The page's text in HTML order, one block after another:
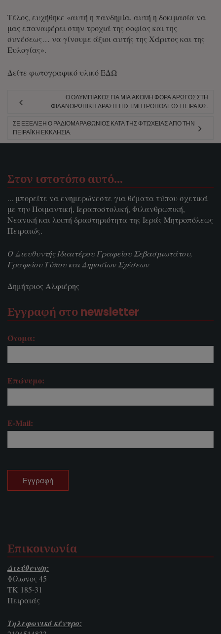
Τέλος, ευχήθηκε «αυτή η πανδημία, αυτή η δοκιμασία να
μας επαναφέρει στην τροχιά της σοφίας και της
συνέσεως… να γίνουμε άξιοι αυτής της Χάριτος και της
Ευλογίας».
Δείτε φωτογραφικό υλικόΕΔΩ
Ο ΟΛΥΜΠΙΑΚΌΣ ΓΙΑ ΜΊΑ ΑΚΌΜΗ ΦΟΡΆ ΑΡΩΓΌΣ ΣΤΗ
ΦΙΛΑΝΘΡΩΠΙΚΉ ΔΡΆΣΗ ΤΗΣ Ι.ΜΗΤΡΟΠΌΛΕΩΣ ΠΕΙΡΑΙΏΣ.
ΣΕ ΕΞΈΛΙΞΗ Ο ΡΑΔΙΟΜΑΡΑΘΏΝΙΟΣ ΚΑΤΆ ΤΗΣ ΦΤΏΧΕΙΑΣ ΑΠΌ ΤΗΝ
ΠΕΙΡΑΪΚΉ ΕΚΚΛΗΣΊΑ.
Στον ιστοτόπο αυτό…
... μπορείτε να ενημερώνεστε για θέματα τύπου σχετικά
με την Ποιμαντική, Ιεραποστολική, Φιλανθρωπική,
Νεανική και λοιπή δραστηριότητα της Ιεράς Μητροπόλεως
Πειραιώς.
Ο Διευθυντής Ιδιαιτέρου Γραφείου Σεβασμιωτάτου,
Γραφείου Τύπου και Δημοσίων Σχέσεων
Δημήτριος Αλφιέρης
Εγγραφή στο newsletter
Όνομα:
Επώνυμο:
E-Mail:
Επικοινωνία
Διεύθυνση:
Φίλωνος 45
ΤΚ 185-31
Πειραιάς
Τηλεφωνικό κέντρο: